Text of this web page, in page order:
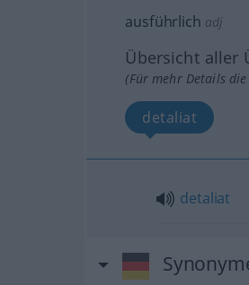
ausführlich adj
Übersicht aller
(Für mehr Details
detaliat
detaliat